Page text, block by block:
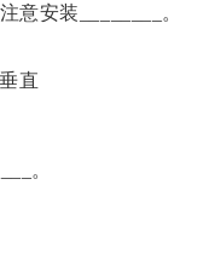
意安装________。
直
。